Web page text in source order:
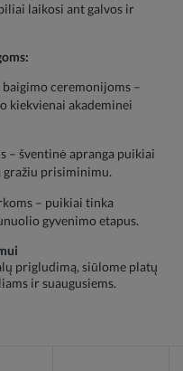
laikosi ant galvos ir
ceremonijoms –
kiekvienai akademinei
– šventinė apranga puikiai
prisiminimu.
– puikiai tinka
gyvenimo etapus.
prigludimą, siūlome platų
ir suaugusiems.